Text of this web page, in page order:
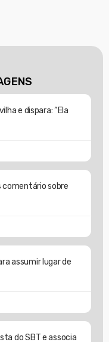
e dispara: “Ela
comentário sobre
assumir lugar de
do SBT e associa